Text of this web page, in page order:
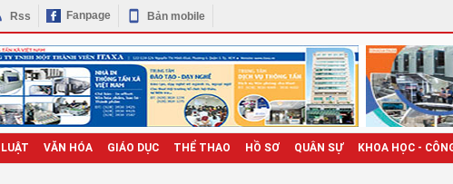
Rss Fanpage Bản mobile
VĂN HÓA GIÁO DỤC THỂ THAO HỒ SƠ QUÂN SỰ KHOA HỌC -